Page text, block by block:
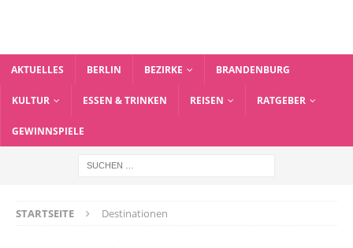
AKTUELLES BERLIN BEZIRKE BRANDENBURG
KULTUR ESSEN & TRINKEN REISEN RATGEBER
GEWINNSPIELE
STARTSEITE Destinationen